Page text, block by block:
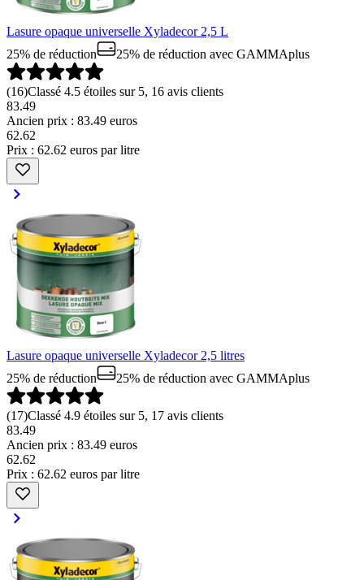
Lasure opaque universelle Xyladecor 2,5 L
25% de réduction
25% de réduction avec GAMMAplus
(16)Classé 4.5 étoiles sur 5, 16 avis clients
83.49
Ancien prix : 83.49 euros
62.62
Prix : 62.62 euros par litre
Lasure opaque universelle Xyladecor 2,5 litres
25% de réduction
25% de réduction avec GAMMAplus
(17)Classé 4.9 étoiles sur 5, 17 avis clients
83.49
Ancien prix : 83.49 euros
62.62
Prix : 62.62 euros par litre